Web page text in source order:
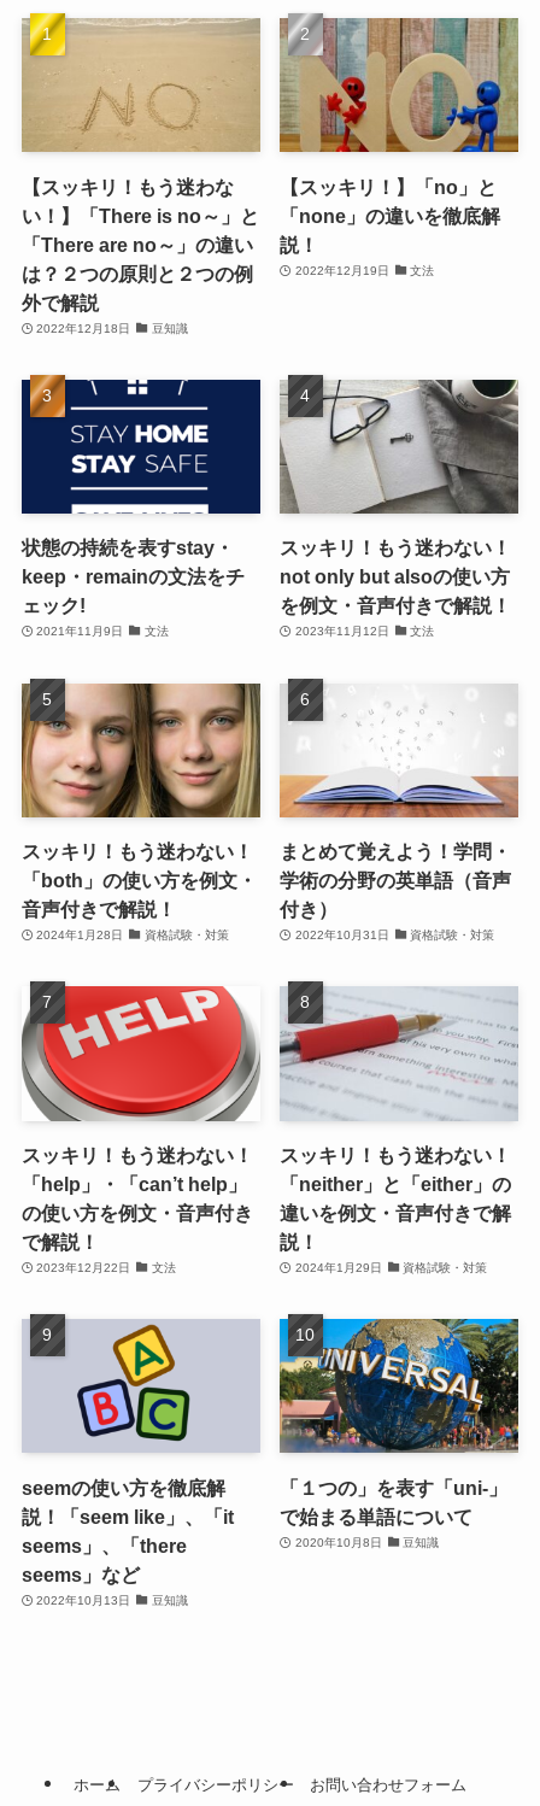
【スッキリ！もう迷わな
い！】「There is no～」と
「There are no～」の違い
は？２つの原則と２つの例
外で解説
2022年12月18日 豆知識
【スッキリ！】「no」と
「none」の違いを徹底解
説！
2022年12月19日 文法
状態の持続を表すstay・
keep・remainの文法をチ
ェック!
2021年11月9日 文法
スッキリ！もう迷わない！
not only but alsoの使い方
を例文・音声付きで解説！
2023年11月12日 文法
スッキリ！もう迷わない！
「both」の使い方を例文・
音声付きで解説！
2024年1月28日 資格試験・対策
まとめて覚えよう！学問・
学術の分野の英単語（音声
付き）
2022年10月31日 資格試験・対策
スッキリ！もう迷わない！
「help」・「can’t help」
の使い方を例文・音声付き
で解説！
2023年12月22日 文法
スッキリ！もう迷わない！
「neither」と「either」の
違いを例文・音声付きで解
説！
2024年1月29日 資格試験・対策
seemの使い方を徹底解
説！「seem like」、「it
seems」、「there
seems」など
2022年10月13日 豆知識
「１つの」を表す「uni-」
で始まる単語について
2020年10月8日 豆知識
ホーム プライバシーポリシー お問い合わせフォーム